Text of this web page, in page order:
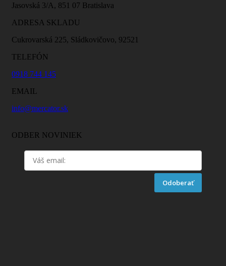
Jasovská 3/A, 851 07 Bratislava
ADRESA SKLADU
Cukrovarská 225, Sládkovičovo, 92521
TELEFÓN
0918 744 145
EMAIL
info@mercator.sk
ODBER NOVINIEK
Odoberať